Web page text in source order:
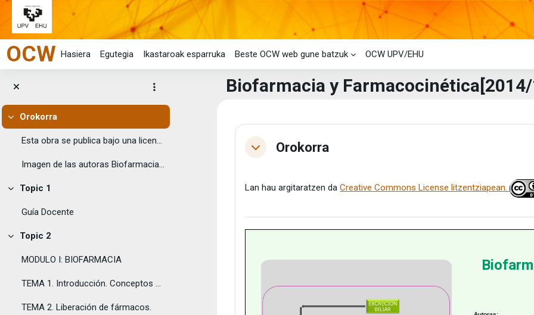
Joan eduki nagusira zuzenean
OCW Hasiera Egutegia Ikastaroak esparruka Beste OCW web gune batzuk OCW UPV/EHU
Tolestu
Orokorra
Esta obra se publica bajo una licencia Creative ...
Imagen de las autoras Biofarmacia ...
Tolestu
Topic 1
Guía Docente
Tolestu
Topic 2
MODULO I: BIOFARMACIA
TEMA 1. Introducción. Conceptos básicos de Biofarmacia
TEMA 2. Liberación de fármacos.
Biofarmacia y
Eduki-bloke nagusiak
Atalaren laburpena
TolestuOrokorra
Lan hau argitaratzen daCreative Commons License litzentziapean.